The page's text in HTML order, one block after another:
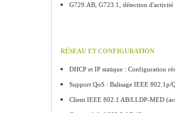
G729.AB, G723.1, détection d'activité
RÉSEAU ET CONFIGURATION
DHCP et IP statique : Configuration
Support QoS : Balisage IEEE 802.1p/
Client IEEE 802.1 AB/LLDP-MED